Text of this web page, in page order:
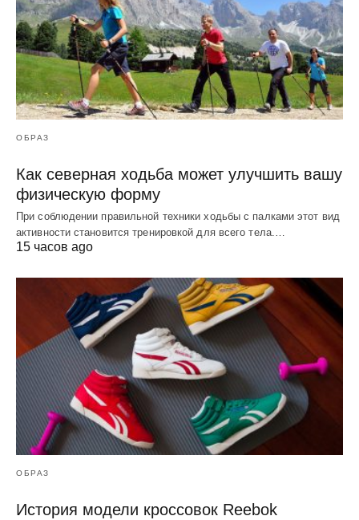
ОБРАЗ
Как северная ходьба может улучшить вашу
физическую форму
При соблюдении правильной техники ходьбы с палками этот вид
активности становится тренировкой для всего тела.…
15 часов ago
ОБРАЗ
История модели кроссовок Reebok